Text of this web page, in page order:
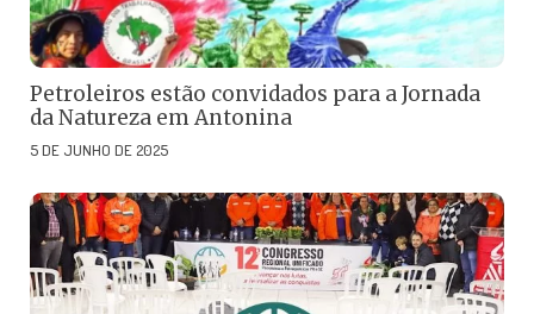
Petroleiros estão convidados para a Jornada
da Natureza em Antonina
5 DE JUNHO DE 2025